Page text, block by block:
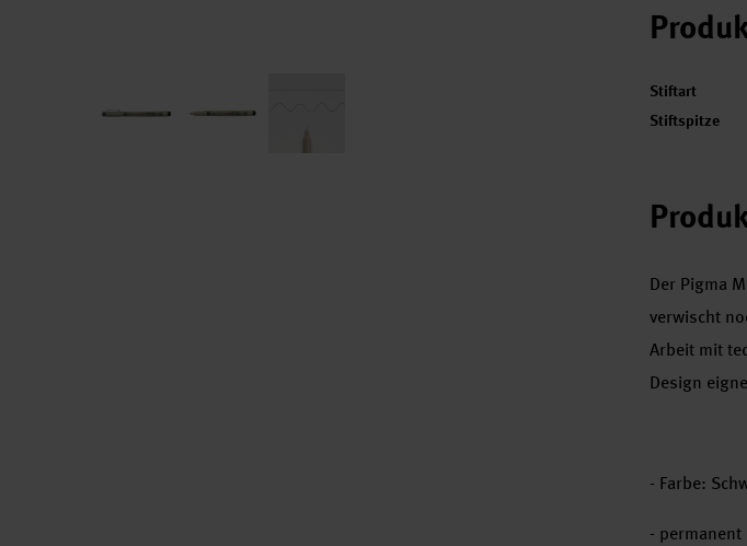
Stiftart
Stiftspitze
Der Pigma
verwischt
Arbeit mit
Design
- Farbe:
- permanent